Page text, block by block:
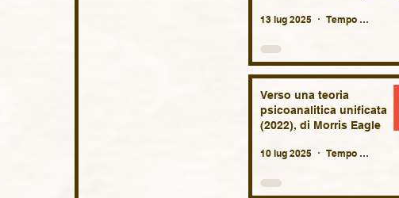
che mai.
13 lug 2025 Tempo di lettura: 5 min
Verso una teoria
psicoanalitica unificata
(2022), di Morris Eagle
10 lug 2025 Tempo di lettura: 4 min